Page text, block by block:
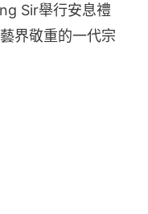
Sir舉行安息禮
界敬重的一代宗